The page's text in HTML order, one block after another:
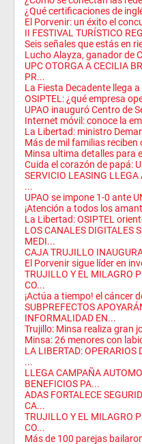
¿Qué certificaciones de
El Porvenir: un éxito el
II FESTIVAL TURÍSTICO
Seis señales que estás en
Lucho Alayza, ganador de
UPC OTORGA A CECILIA
PR...
La Fiesta Decadente llega a
OSIPTEL: ¿qué empresa
UPAO inauguró Centro de
Internet móvil: conoce la
La Libertad: ministro
Más de mil familias
Minsa ultima detalles para
Cuida el corazón de papá:
SERVICIO LEASING
...
UPAO se impone 1-0 ante
¡Atención a todos los
La Libertad: OSIPTEL
LOS CANALES DIGITALES
MEDI...
CAJA TRUJILLO
El Porvenir sigue líder en
TRUJILLO Y EL MILAGRO
CO...
¡Actúa a tiempo! el cáncer
SUBPREFECTOS
INFORMALIDAD EN...
Trujillo: Minsa realiza gran
Minsa: 26 menores con
LA LIBERTAD: OPERARIOS
...
LLEGA CAMPAÑA
BENEFICIOS PA...
ADAS FORTALECE
CA...
TRUJILLO Y EL MILAGRO
CO...
Más de 100 parejas